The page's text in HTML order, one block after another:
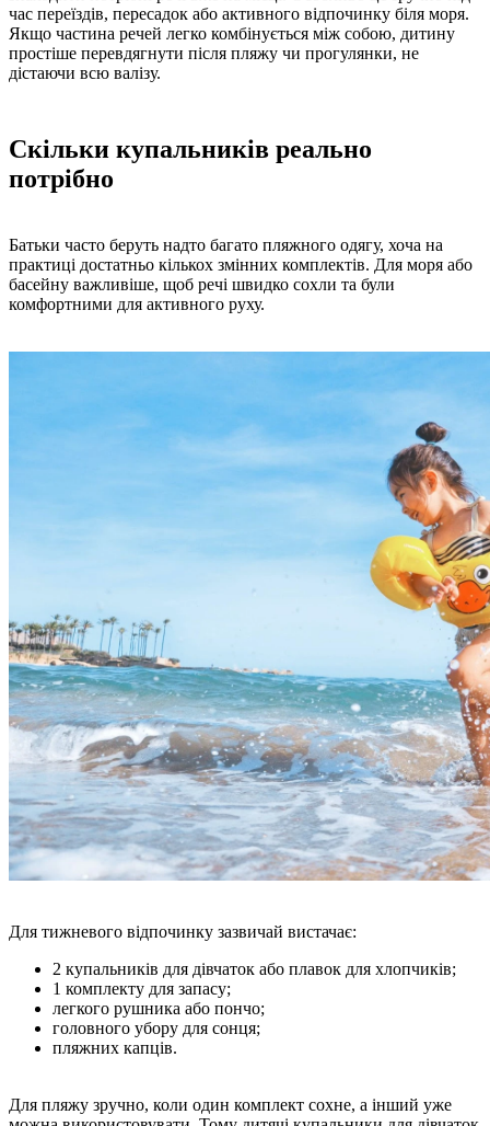
час переїздів, пересадок або активного відпочинку біля моря.
Якщо частина речей легко комбінується між собою, дитину
простіше перевдягнути після пляжу чи прогулянки, не
дістаючи всю валізу.
Скільки купальників реально
потрібно
Батьки часто беруть надто багато пляжного одягу, хоча на
практиці достатньо кількох змінних комплектів. Для моря або
басейну важливіше, щоб речі швидко сохли та були
комфортними для активного руху.
Для тижневого відпочинку зазвичай вистачає:
2 купальників для дівчаток або плавок для хлопчиків;
1 комплекту для запасу;
легкого рушника або пончо;
головного убору для сонця;
пляжних капців.
Для пляжу зручно, коли один комплект сохне, а інший уже